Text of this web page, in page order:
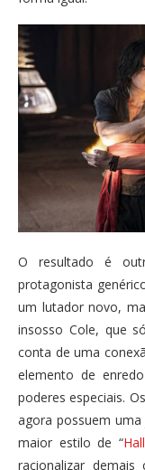
O resultado é
protagonista
um lutador novo,
insosso Cole, que
conta de uma
elemento de
poderes especiais.
agora possuem
maior estilo de “
racionalizar